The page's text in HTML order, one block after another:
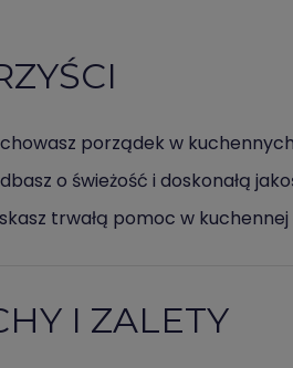
porządek w
o świeżość i doskonałą
trwałą pomoc w
I ZALETY